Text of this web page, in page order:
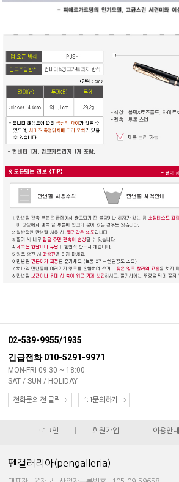
02-539-9955/1935
긴급전화 010-5291-9971
MON-FRI 09:30 ~ 18:00
SAT / SUN / HOLIDAY
전화문의 전 클릭 1:1문의하기
로그인 회원가입 이용안내
펜갤러리아(pengalleria)